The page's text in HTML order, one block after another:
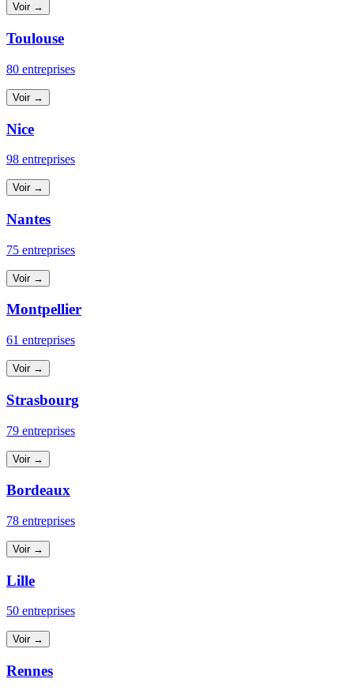
Voir →
Toulouse
80 entreprises
Voir →
Nice
98 entreprises
Voir →
Nantes
75 entreprises
Voir →
Montpellier
61 entreprises
Voir →
Strasbourg
79 entreprises
Voir →
Bordeaux
78 entreprises
Voir →
Lille
50 entreprises
Voir →
Rennes